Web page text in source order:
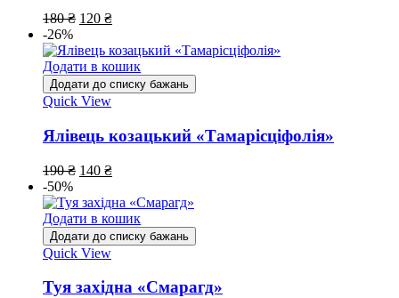
180₴ 120 ₴
-26%
Додати в кошик
Додати до списку бажань
Quick View
Ялівець козацький «Тамарісціфолія»
190₴ 140 ₴
-50%
Додати в кошик
Додати до списку бажань
Quick View
Туя західна «Смарагд»